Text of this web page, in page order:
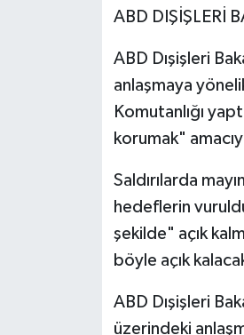
ABD DIŞİŞLERİ
ABD Dışişleri
anlaşmaya
Komutanlığı
korumak"
Saldırılarda
hedeflerin
şekilde" açık
böyle açık
ABD Dışişleri
üzerindeki